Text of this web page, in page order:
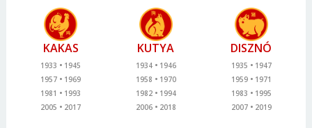
KAKAS
1933
1945
1957
1969
1981
1993
2005
2017
KUTYA
1934
1946
1958
1970
1982
1994
2006
2018
DISZNÓ
1935
1947
1959
1971
1983
1995
2007
2019